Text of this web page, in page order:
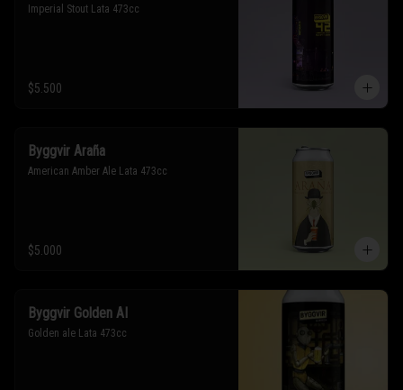
Imperial Stout Lata 473cc
$5.500
Byggvir Araña
American Amber Ale Lata 473cc
$5.000
Byggvir Golden AI
Golden ale Lata 473cc